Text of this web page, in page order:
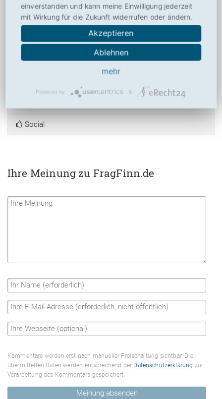
anderen Besuchern mit der Beurteilung von FragFinn.de und
ermöglichen Toplisten und weiteren Nutzen. Danke hierfür!
Social
Ihre Meinung zu FragFinn.de
Kommentare werden erst nach manueller Freischaltung sichtbar. Die
übermittelten Daten werden entsprechend der Datenschutzerklärung zur
Verarbeitung des Kommentars gespeichert.
Meinung absenden
einverstanden und kann meine Einwilligung jederzeit
mit Wirkung für die Zukunft widerrufen oder ändern.
Akzeptieren
Ablehnen
mehr
Powered by &